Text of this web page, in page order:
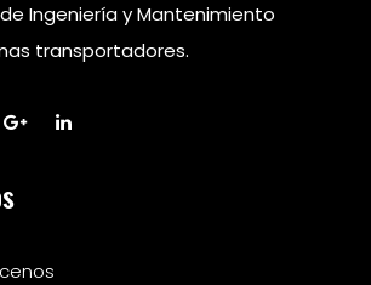
Ingeniería y Mantenimiento
transportadores.